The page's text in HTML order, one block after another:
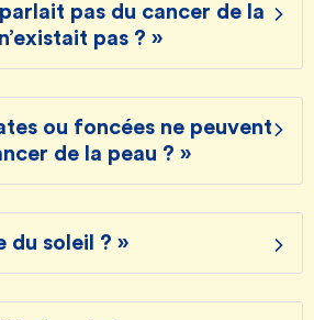
pas du cancer de la
pas ? »
ou foncées ne peuvent
de la peau ? »
du soleil ? »